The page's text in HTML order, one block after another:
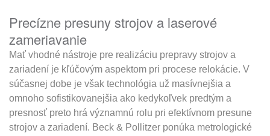
Precízne presuny strojov a laserové
zameriavanie
Mať vhodné nástroje pre realizáciu prepravy strojov a
zariadení je kľúčovým aspektom pri procese relokácie. V
súčasnej dobe je však technológia už masívnejšia a
omnoho sofistikovanejšia ako kedykoľvek predtým a
presnosť preto hrá významnú rolu pri efektívnom presune
strojov a zariadení. Beck & Pollitzer ponúka metrologické